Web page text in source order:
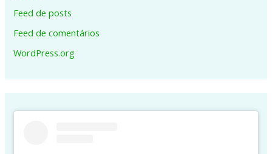
Feed de posts
Feed de comentários
WordPress.org